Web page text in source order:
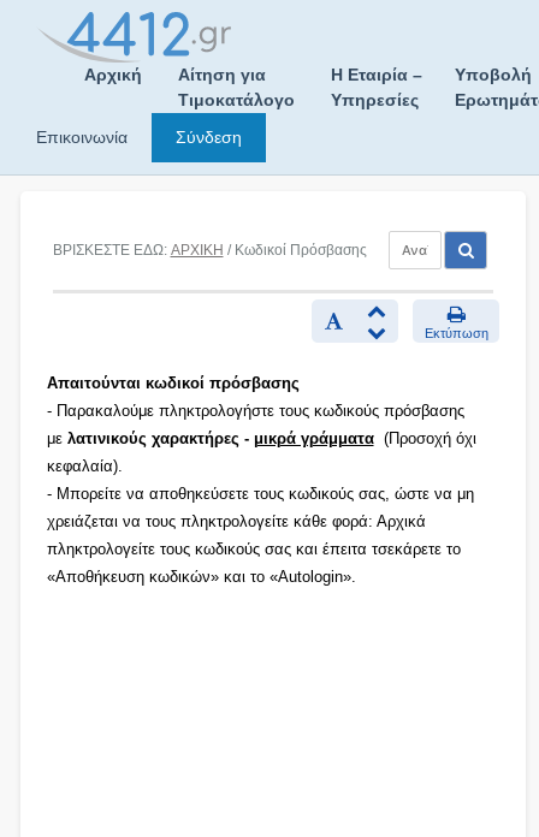
Αρχική
Αίτηση για
Τιμοκατάλογο
Η Εταιρία –
Υπηρεσίες
Υποβολή
Επικοινωνία
Σύνδεση
ΒΡΙΣΚΕΣΤΕ ΕΔΩ: ΑΡΧΙΚΗ / Κωδικοί Πρόσβασης
Εκτύπωση
Απαιτούνται κωδικοί πρόσβασης
- Παρακαλούμε πληκτρολογήστε τους κωδικούς πρόσβασης
με λατινικούς χαρακτήρες - μικρά γράμματα(Προσοχή όχι
κεφαλαία).
- Μπορείτε να αποθηκεύσετε τους κωδικούς σας, ώστε να μη
χρειάζεται να τους πληκτρολογείτε κάθε φορά: Αρχικά
πληκτρολογείτε τους κωδικούς σας και έπειτα τσεκάρετε το
«Αποθήκευση κωδικών» και το «Autologin».